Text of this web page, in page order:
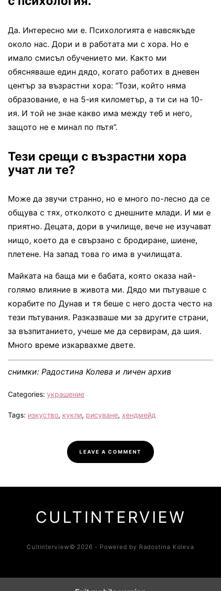
Да. Интересно ми е. Психологията е навсякъде
около нас. Дори и в работата ми с хора. Но е
имало смисъл обучението ми. Както ми
обясняваше един дядо, когато работих в дневен
център за възрастни хора: “Този, който няма
образование, е на 5-ия километър, а ти си на 10-
ия. И той не знае какво има между теб и него,
защото не е минал по пътя”.
Тези срещи с възрастни хора
учат ли те?
Може да звучи странно, но е много по-лесно да се
общува с тях, отколкото с днешните млади. И ми е
приятно. Децата, дори в училище, вече не изучават
нищо, което да е свързано с бродиране, шиене,
плетене. На запад това го има в училищата.
Майката на баща ми е бабата, която оказа най-
голямо влияние в живота ми. Дядо ми пътуваше с
корабите по Дунав и тя беше с него доста често на
тези пътувания. Разказваше ми за другите страни,
за възпитанието, учеше ме да сервирам, да шия.
Много време изкарвахме двете.
снимки: Радостина Колева и личен архив
Categories: украшение
Tags: изкуство, кукли, рисуване, хендмейд
LEAVE A COMMENT
CULTINTERVIEW
Cultinterview© 2026 - Powered by Radostina Koleva